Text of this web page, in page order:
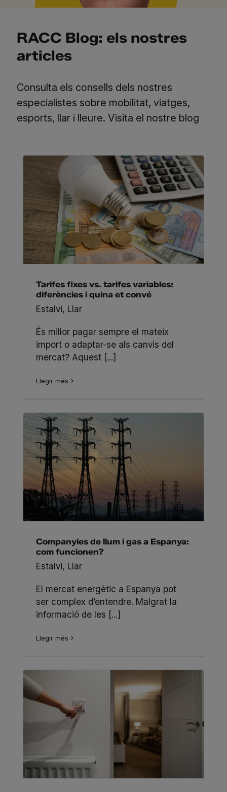
RACC Blog: els nostres
articles
Consulta els consells dels nostres
especialistes sobre mobilitat, viatges,
esports, llar i lleure.Visita el nostre blog
Tarifes fixes vs. tarifes variables:
diferències i quina et convé
Estalvi, Llar
És millor pagar sempre el mateix
import o adaptar-se als canvis del
mercat? Aquest [...]
Llegir més
Companyies de llum i gas a Espanya:
com funcionen?
Estalvi, Llar
El mercat energètic a Espanya pot
ser complex d’entendre. Malgrat la
informació de les [...]
Llegir més